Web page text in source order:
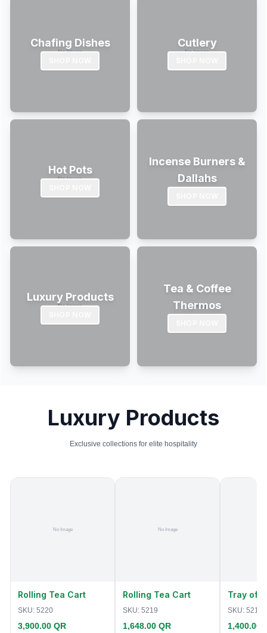
Chafing Dishes Cutlery
Hot Pots
Incense Burners &
Dallahs
Luxury Products
Tea & Coffee
Thermos
Luxury Products
Exclusive collections for elite hospitality
Rolling Tea Cart
SKU: 5220
3,900.00 QR
Rolling Tea Cart
SKU: 5219
1,648.00 QR
Tray of
SKU: 5218
1,400.00